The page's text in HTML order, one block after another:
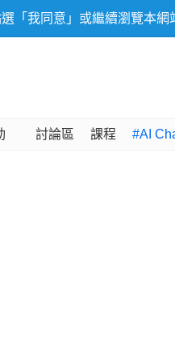
「我同意」或繼續瀏覽本網
討論區 課程 #AI